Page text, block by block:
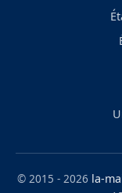
© 2015 - 2026 la-